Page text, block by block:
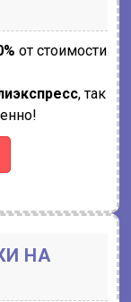
от стоимости
, так
НА